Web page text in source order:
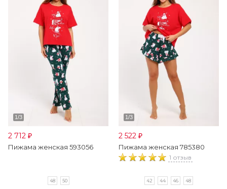
2 712 ₽
Пижама женская 593056
48 50
2 522 ₽
Пижама женская 785380
1 отзыв
42 44 46 48